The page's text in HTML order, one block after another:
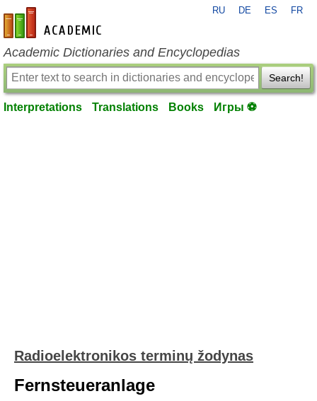
en-academic.com
RU DE ES FR
Academic Dictionaries and Encyclopedias
Search!
Interpretations Translations Books Игры ⚽
Radioelektronikos terminų žodynas
Fernsteueranlage